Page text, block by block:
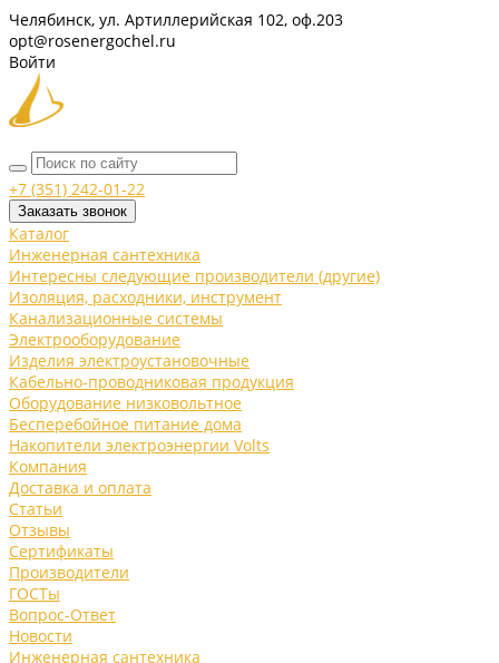
Челябинск, ул. Артиллерийская 102, оф.203
opt@rosenergochel.ru
Войти
+7 (351) 242-01-22
Заказать звонок
Каталог
Инженерная сантехника
Интересны следующие производители (другие)
Изоляция, расходники, инструмент
Канализационные системы
Электрооборудование
Изделия электроустановочные
Кабельно-проводниковая продукция
Оборудование низковольтное
Бесперебойное питание дома
Накопители электроэнергии Volts
Компания
Доставка и оплата
Статьи
Отзывы
Сертификаты
Производители
ГОСТы
Вопрос-Ответ
Новости
Инженерная сантехника